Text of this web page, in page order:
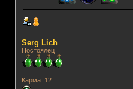
Serg Lich
Постоялец
Карма: 12